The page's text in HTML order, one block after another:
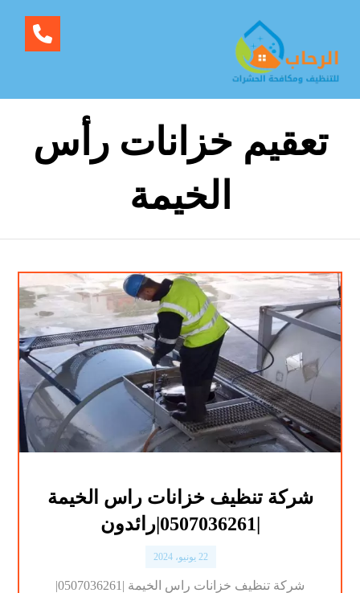
تعقيم خزانات رأس
الخيمة
شركة تنظيف خزانات راس الخيمة
|0507036261|رائدون
22 يونيو، 2024
شركة تنظيف خزانات راس الخيمة |0507036261|